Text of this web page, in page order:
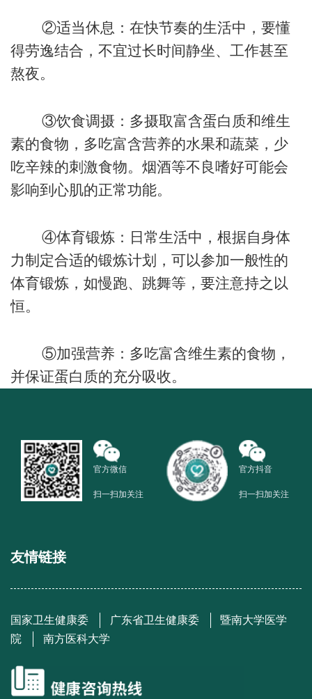
②适当休息：在快节奏的生活中，要懂
得劳逸结合，不宜过长时间静坐、工作甚至
熬夜。
③饮食调摄：多摄取富含蛋白质和维生
素的食物，多吃富含营养的水果和蔬菜，少
吃辛辣的刺激食物。烟酒等不良嗜好可能会
影响到心肌的正常功能。
④体育锻炼：日常生活中，根据自身体
力制定合适的锻炼计划，可以参加一般性的
体育锻炼，如慢跑、跳舞等，要注意持之以
恒。
⑤加强营养：多吃富含维生素的食物，
并保证蛋白质的充分吸收。
官方微信
扫一扫加关注
官方抖音
扫一扫加关注
友情链接
国家卫生健康委 广东省卫生健康委
暨南大学医学
院
南方医科大学